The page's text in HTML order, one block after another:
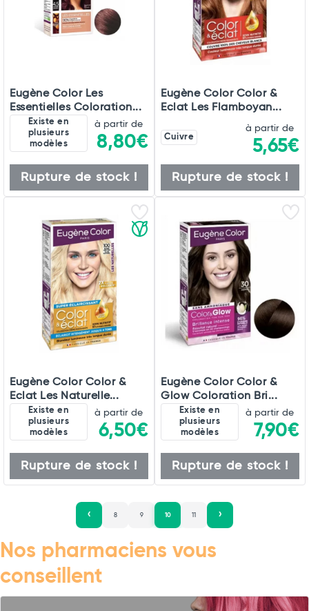
Eugène Color Les
Essentielles Coloration...
Existe en
plusieurs
modèles
à partir de
8,80€
Rupture de stock !
Eugène Color Color &
Eclat Les Flamboyan...
Cuivre
à partir de
5,65€
Rupture de stock !
Eugène Color Color &
Eclat Les Naturelle...
Existe en
plusieurs
modèles
à partir de
6,50€
Rupture de stock !
Eugène Color Color &
Glow Coloration Bri...
Existe en
plusieurs
modèles
à partir de
7,90€
Rupture de stock !
8 9 10 11
Nos pharmaciens vous
conseillent